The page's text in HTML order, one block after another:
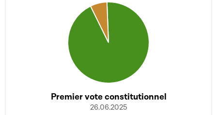
Premier vote constitutionnel
26.06.2025